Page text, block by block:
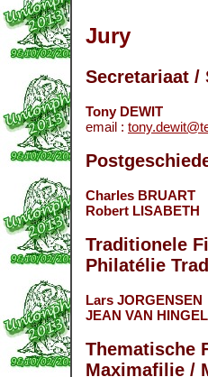
Jury
Secretariaat /
Tony DEWIT
email :
Charles BRUART
Robert LISABETH
Traditionele
Philatélie
Lars JORGENSEN
JEAN VAN
Thematische
Maximafilie /